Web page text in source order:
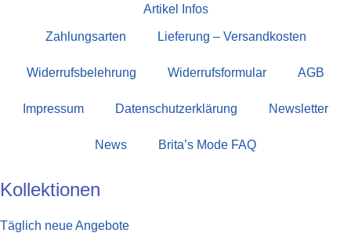
Artikel Infos
Zahlungsarten Lieferung – Versandkosten
Widerrufsbelehrung Widerrufsformular AGB
Impressum Datenschutzerklärung Newsletter
News Brita’s Mode FAQ
Kollektionen
Täglich neue Angebote